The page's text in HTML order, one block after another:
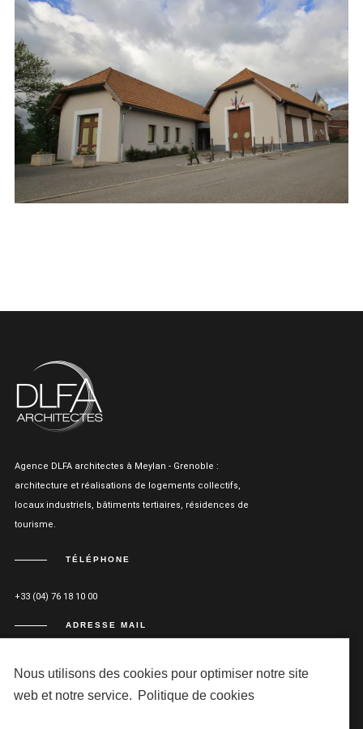
Nous utilisons des cookies pour optimiser notre site
web et notre service. Politique de cookies
Agence DLFA architectes à Meylan - Grenoble :
architecture et réalisations de logements collectifs,
locaux industriels, bâtiments tertiaires, résidences de
tourisme.
TÉLÉPHONE
+33 (04) 76 18 10 00
ADRESSE MAIL
ADRESSE